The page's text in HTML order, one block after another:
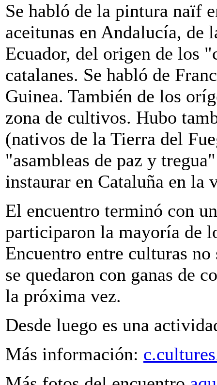
Se habló de la pintura naïf
aceitunas en Andalucía, de
Ecuador, del origen de los
catalanes. Se habló de
Guinea. También de los
zona de cultivos. Hubo
(nativos de la Tierra del
"asambleas de paz y
instaurar en Cataluña en la
El encuentro terminó con
participaron la mayoría de
Encuentro entre culturas
se quedaron con ganas de
la próxima vez.
Desde luego es una
Más información: